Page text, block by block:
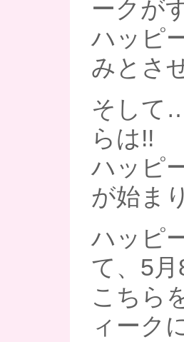
ークが
ハッピ
みとさ
そして
らは!!
ハッピ
が始ま
ハッピ
て、5
こちら
ィーク